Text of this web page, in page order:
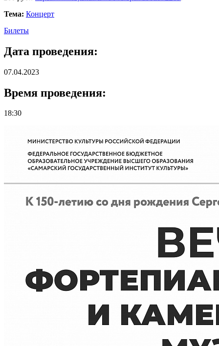
Тема: Концерт
Билеты
Дата проведения:
07.04.2023
Время проведения:
18:30